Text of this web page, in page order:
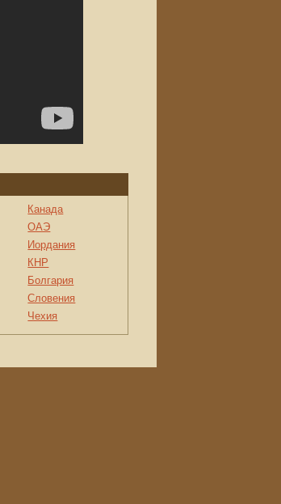
Канада
ОАЭ
Иордания
КНР
Болгария
Словения
Чехия